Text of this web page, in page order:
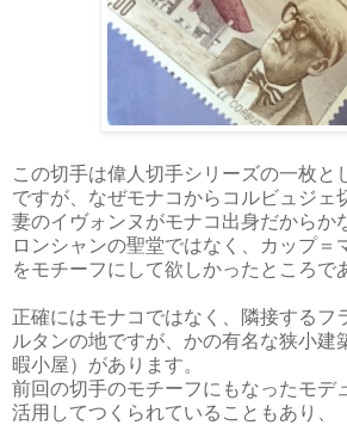
この切手は偉人切手シリーズの一枚と
ですが、なぜモナコからコルビュジ
妻のイヴォンヌがモナコ出身だから
ロンシャンの聖堂ではなく、カップ＝
をモチーフにして欲しかったところで
正確にはモナコではなく、隣接するフ
ルタンの地ですが、かの有名な狭小建
暇小屋）があります。
前回の切手のモチーフにもなったモデ
活用してつくられていることもあり、